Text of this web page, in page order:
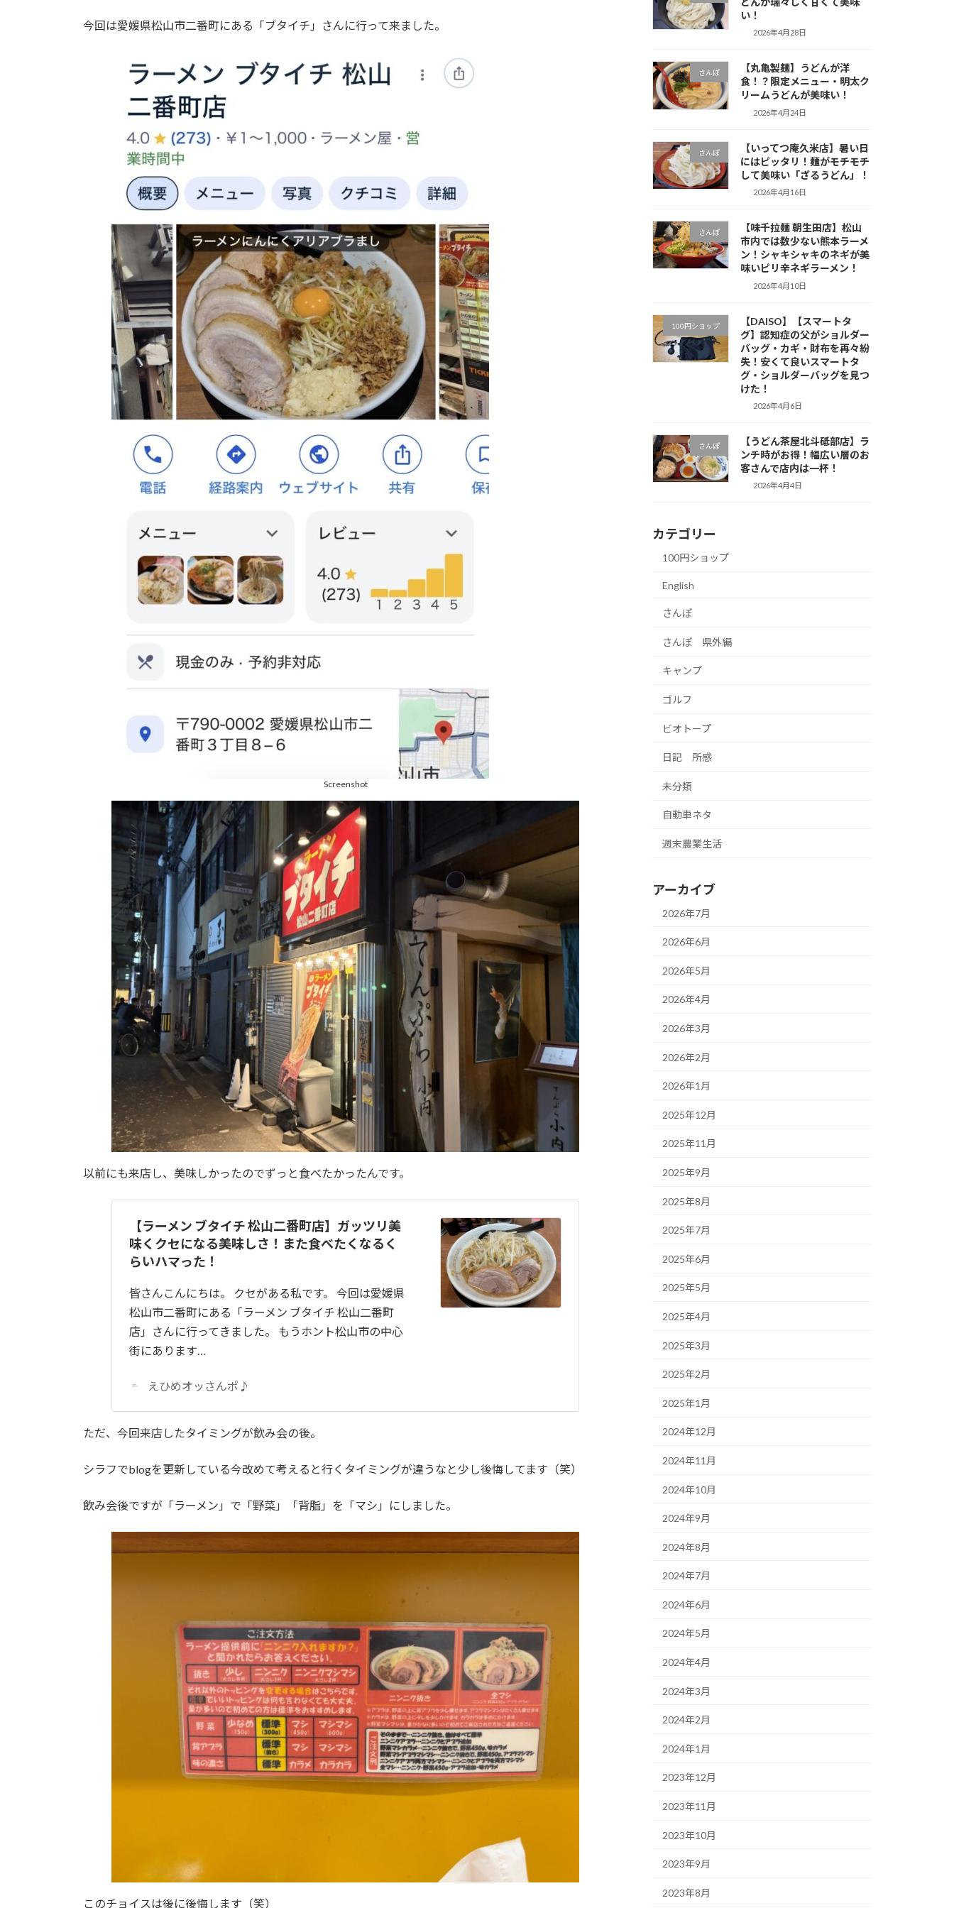
今回は愛媛県松山市二番町にある「ブタイチ」さんに行って来ました。
Screenshot
以前にも来店し、美味しかったのでずっと食べたかったんです。
【ラーメン ブタイチ 松山二番町店】ガッツリ美
味くクセになる美味しさ！また食べたくなるく
らいハマった！
皆さんこんにちは。 クセがある私です。 今回は愛媛県
松山市二番町にある「ラーメン ブタイチ 松山二番町
店」さんに行ってきました。 もうホント松山市の中心
街にあります…
えひめオッさんポ♪
ただ、今回来店したタイミングが飲み会の後。
シラフでblogを更新している今改めて考えると行くタイミングが違うなと少し後悔してます（笑）
飲み会後ですが「ラーメン」で「野菜」「背脂」を「マシ」にしました。
このチョイスは後に後悔します（笑）
い！
2026年4月28日
さんぽ
【丸亀製麺】うどんが洋
食！？限定メニュー・明太ク
リームうどんが美味い！
2026年4月24日
さんぽ
【いってつ庵久米店】暑い日
にはピッタリ！麺がモチモチ
して美味い「ざるうどん」！
2026年4月16日
さんぽ
【味千拉麺 朝生田店】松山
市内では数少ない熊本ラーメ
ン！シャキシャキのネギが美
味いピリ辛ネギラーメン！
2026年4月10日
100円ショップ
【DAISO】【スマートタ
グ】認知症の父がショルダー
バッグ・カギ・財布を再々紛
失！安くて良いスマートタ
グ・ショルダーバッグを見つ
けた！
2026年4月6日
さんぽ
【うどん茶屋北斗砥部店】ラ
ンチ時がお得！幅広い層のお
客さんで店内は一杯！
2026年4月4日
カテゴリー
100円ショップ
English
さんぽ
さんぽ 県外編
キャンプ
ゴルフ
ビオトープ
日記 所感
未分類
自動車ネタ
週末農業生活
アーカイブ
2026年7月
2026年6月
2026年5月
2026年4月
2026年3月
2026年2月
2026年1月
2025年12月
2025年11月
2025年9月
2025年8月
2025年7月
2025年6月
2025年5月
2025年4月
2025年3月
2025年2月
2025年1月
2024年12月
2024年11月
2024年10月
2024年9月
2024年8月
2024年7月
2024年6月
2024年5月
2024年4月
2024年3月
2024年2月
2024年1月
2023年12月
2023年11月
2023年10月
2023年9月
2023年8月